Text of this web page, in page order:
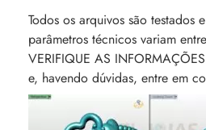
Todos os arquivos são testados
parâmetros técnicos variam
VERIFIQUE AS
e, havendo dúvidas, entre em